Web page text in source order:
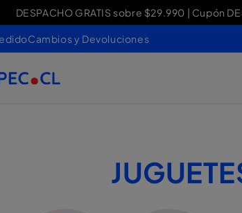
DESPACHO GRATIS sobre $29.990 | Cupón
Cambios y Devoluciones:
Cambios y Devoluciones